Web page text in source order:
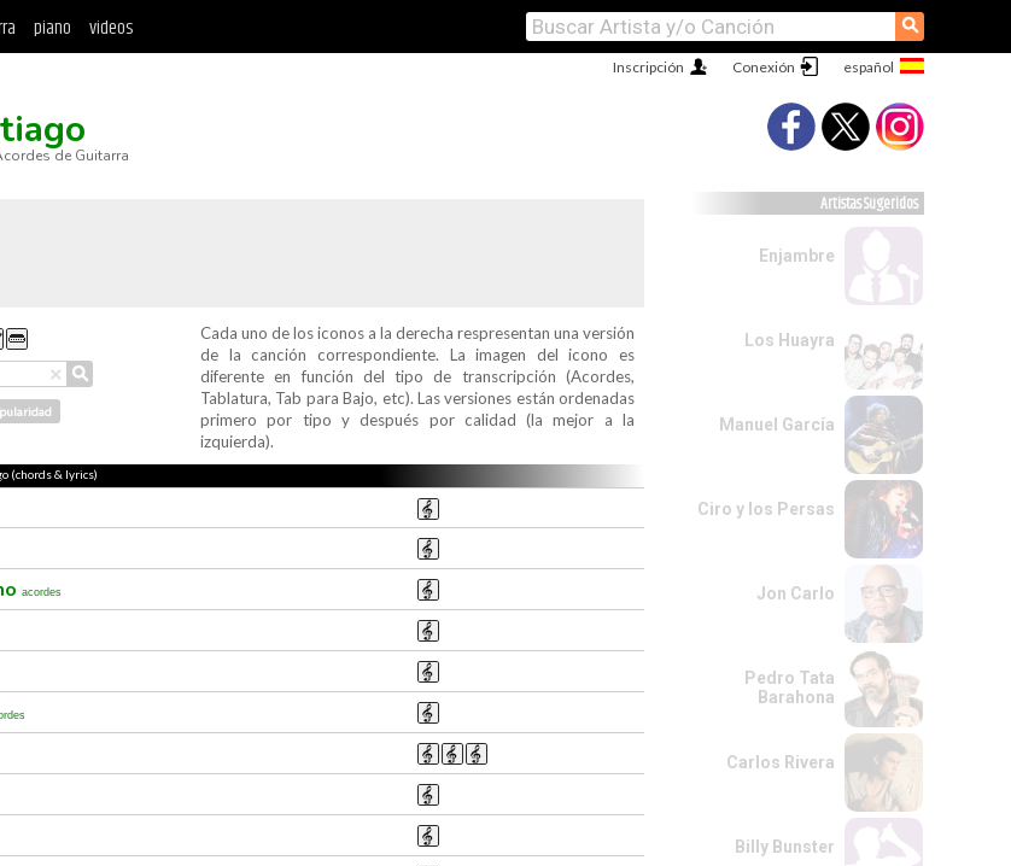
piano videos ⚲
Conexión
Inscripción
de Guitarra
× ⚲
Cada uno de los iconos a la derecha respresentan una versión
de la canción correspondiente. La imagen del icono es
diferente en función del tipo de transcripción (Acordes,
Tablatura, Tab para Bajo, etc). Las versiones están ordenadas
primero por tipo y después por calidad (la mejor a la
izquierda).
(chords & lyrics)
acordes
Artistas Sugeridos
Enjambre
Los Huayra
Manuel García
Ciro y los Persas
Jon Carlo
Pedro Tata
Barahona
Carlos Rivera
Billy Bunster